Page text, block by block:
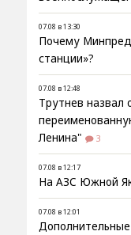
07.08 в 13:30
Почему Минпред
станции»?
07.08 в 12:48
Трутнев назвал
Ленина"
3
07.08 в 12:17
На АЗС Южной
07.08 в 12:01